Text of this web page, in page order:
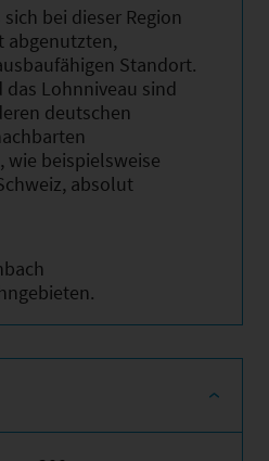
bei dieser Region
abgenutzten,
Standort.
das Lohnniveau sind
deutschen
wie beispielsweise
absolut